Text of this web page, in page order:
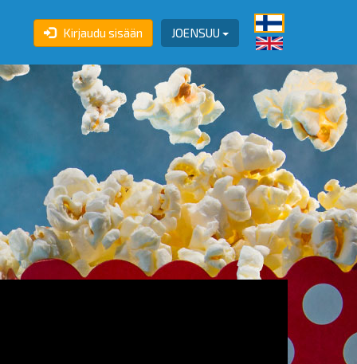
JOENSUU
Kirjaudu sisään